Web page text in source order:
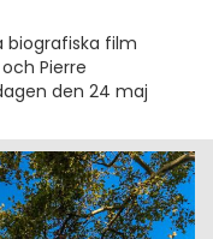
biografiska film
Pierre
den 24 maj